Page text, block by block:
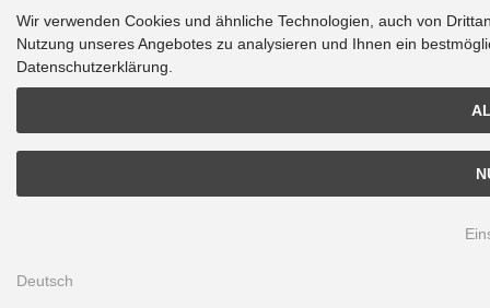
Wir verwenden Cookies und ähnliche Technologien, auch von
Nutzung unseres Angebotes zu analysieren und Ihnen ein
Datenschutzerklärung.
Deutsch